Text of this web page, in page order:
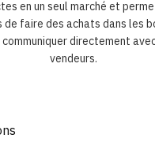
en un seul marché et
de faire des achats dans les
directement
vendeurs.